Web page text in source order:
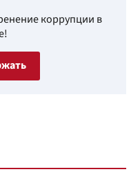
коррупции в